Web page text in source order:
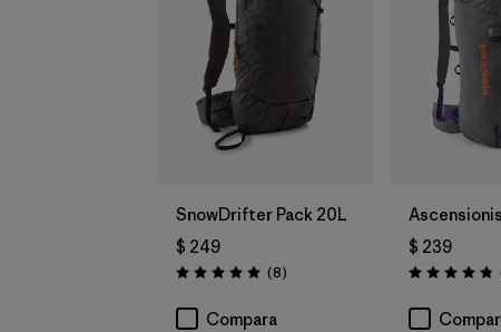
SnowDrifter Pack 20L
$ 249
Valoración: 4.9 / 5
(8Comentarios
)
Compara
$ 239
Valoración: